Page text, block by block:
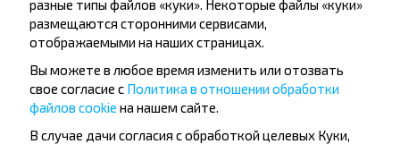
Олесница
Олесно
Олешице
Ольштын
Опатув
Ополе
Освенцим
разные типы файлов «куки». Некоторые файлы «куки»
размещаются сторонними сервисами,
отображаемыми на наших страницах.
Вы можете в любое время изменить или отозвать
свое согласие с Политика в отношении обработки
файлов cookie на нашем сайте.
В случае дачи согласия с обработкой целевых Куки,